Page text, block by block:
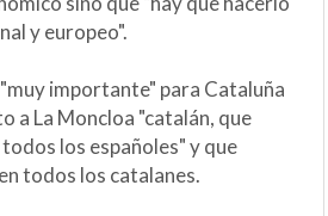
y europeo".
importante" para Cataluña
a La Moncloa "catalán, que
los españoles" y que
todos los catalanes.